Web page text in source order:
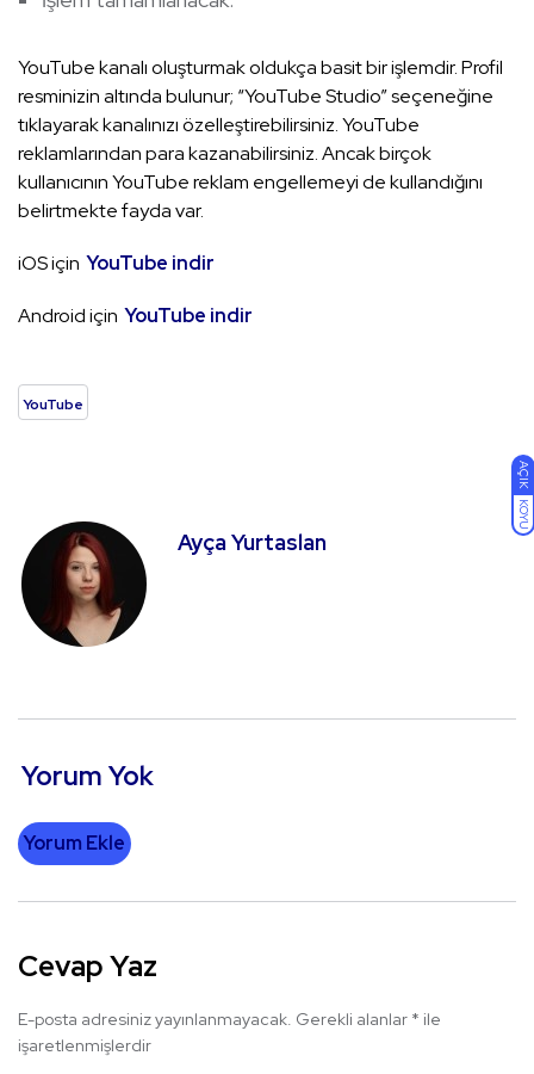
AÇIK
KOYU
YouTube kanalı oluşturmak oldukça basit bir işlemdir. Profil
resminizin altında bulunur; “YouTube Studio” seçeneğine
tıklayarak kanalınızı özelleştirebilirsiniz. YouTube
reklamlarından para kazanabilirsiniz. Ancak birçok
kullanıcının YouTube reklam engellemeyi de kullandığını
belirtmekte fayda var.
iOS için YouTube indir
Android için YouTube indir
YouTube
Ayça Yurtaslan
Yorum Yok
Yorum Ekle
Cevap Yaz
E-posta adresiniz yayınlanmayacak. Gerekli alanlar * ile
işaretlenmişlerdir